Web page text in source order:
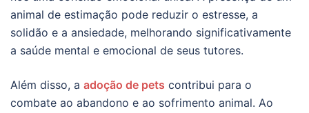
animal de estimação pode reduzir o estresse, a
solidão e a ansiedade, melhorando significativamente
a saúde mental e emocional de seus tutores.
Além disso, a adoção de pets contribui para o
combate ao abandono e ao sofrimento animal. Ao